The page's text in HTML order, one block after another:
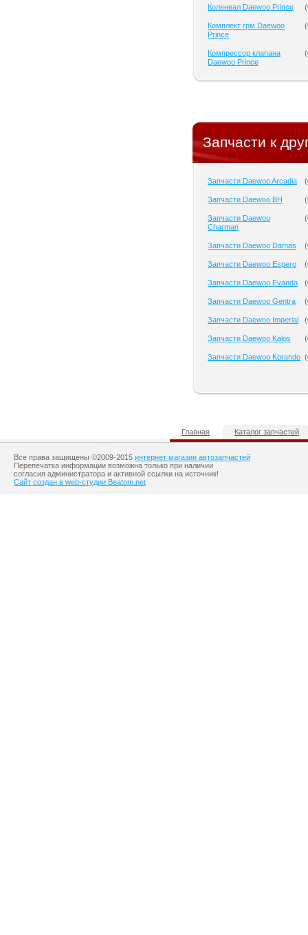
Коленвал Daewoo Prince (
Комплект грм Daewoo
Prince
(
Компрессор клапана
Daewoo Prince
(
Запчасти к
Запчасти Daewoo Arcadia (
Запчасти Daewoo BH (
Запчасти Daewoo
Charman
(
Запчасти Daewoo Damas (
Запчасти Daewoo Espero (
Запчасти Daewoo Evanda (
Запчасти Daewoo Gentra (
Запчасти Daewoo Imperial (
Запчасти Daewoo Kalos (
Запчасти Daewoo Korando (
Главная Каталог запчастей
Все права защищены ©2009-2015 интернет магазин автозапчастей
Перепечатка информации возможна только при наличии
согласия администратора и активной ссылки на источник!
Сайт создан в web-студии Beatom.net